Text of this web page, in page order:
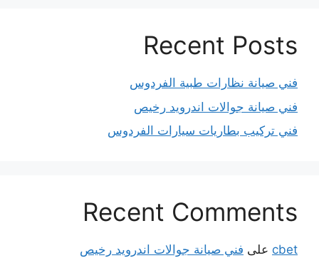
Recent Posts
فني صيانة نظارات طبية الفردوس
فني صيانة جوالات اندرويد رخيص
فني تركيب بطاريات سيارات الفردوس
Recent Comments
cbet على فني صيانة جوالات اندرويد رخيص